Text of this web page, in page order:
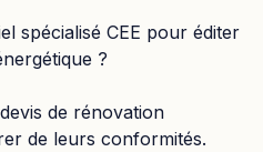
spécialisé CEE pour éditer
?
de rénovation
de leurs conformités.